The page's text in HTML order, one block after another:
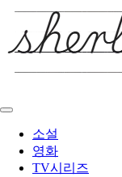
content
소설
영화
TV시리즈